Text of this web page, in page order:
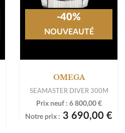
OMEGA
SEAMASTER DIVER 300M
Prix neuf : 6 800,00 €
Notre prix : 3 690,00 €
-40%
NOUVEAUTÉ